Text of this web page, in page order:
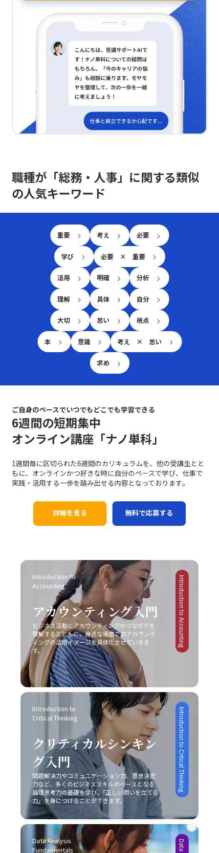
得感のある運用改善を目指していきたいと考えていま
す。 調査範囲はどこまで？ また、分析や調査の範囲に
ついては、企画や改善検討の現場で、限られた時間や工
数の中で「ここまでは行う」「ここからは行わない」と
いう線引きをどう決めるかが重要な課題と感じていま
す。皆さんの経験や考えをお伺いできればと思います。
てみてわからなかったら声をかけて」というスタンスで
は十分ではなく、もっと自らクローズドクエスチョンを
用いることで、より具体的な回答を引き出せるようにし
たいと考えています。 対応策は具体的？ 具体的な対応
策としては、まず目標を共有する際に、昨年の具体的な
エピソードを踏まえながら「今年はこうしていきたい」
と伝え、そのためにメンバーに期待する役割もしっかり
説明します。また、各メンバーがどの点を伸ばしたいの
か、上司の育成計画を踏まえて、現状できていることや
もっと伸ばしてほしい点を伝え、タスクを任せる理由を
一人ひとりに動機付けとして説明します。方向性にズレ
がないかは直接確認し、調整するよう努めます。計画策
定を任せた後は、その場で次回のすり合わせの日時を決
め、メンバーのスキルやタスクの難易度に応じて、間に
最低1日1回は進捗確認を行い、問題点がないかチェック
下げる工夫が必要だと実感しました。皆さんも、メンバ
ーに伝える際にどのような点を意識しているか、お考え
や工夫があればお伺いしたいです。
職種が「総務・人事」に関する類似
の人気キーワード
重要 考え 必要
学び 必要 × 重要
活用 明確 分析
理解 具体 自分
大切 思い 視点
本 意識 考え × 思い
求め
ご自身のペースでいつでもどこでも学習できる
6週間の短期集中
オンライン講座「ナノ単科」
1週間毎に区切られた6週間のカリキュラムを、他の受講生とと
もに、オンラインかつ好きな時に自分のペースで学び、仕事で
実践・活用する一歩を踏み出せる内容となっております｡
詳細を見る 無料で応募する
Introduction to
Accounting
アカウンティング入門
ビジネス活動とアカウンティングのつながりを
理解するとともに、身近な場面でのアカウンテ
ィングの活用イメージを具体化させていきま
す。
Introduction to Accounting
Introduction to
Critical Thinking
クリティカルシンキン
グ入門
問題解決力やコミュニケーション力、意思決定
力など、多くのビジネススキルのベースとなる
論理思考力の基礎を学び、｢正しい問いを立てる
力」を身につけることができます。
Introduction to Critical Thinking
Data Analysis
Fundamentals